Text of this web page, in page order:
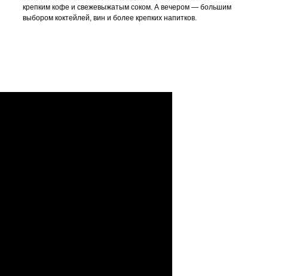
крепким кофе и свежевыжатым соком. А вечером — большим
выбором коктейлей, вин и более крепких напитков.